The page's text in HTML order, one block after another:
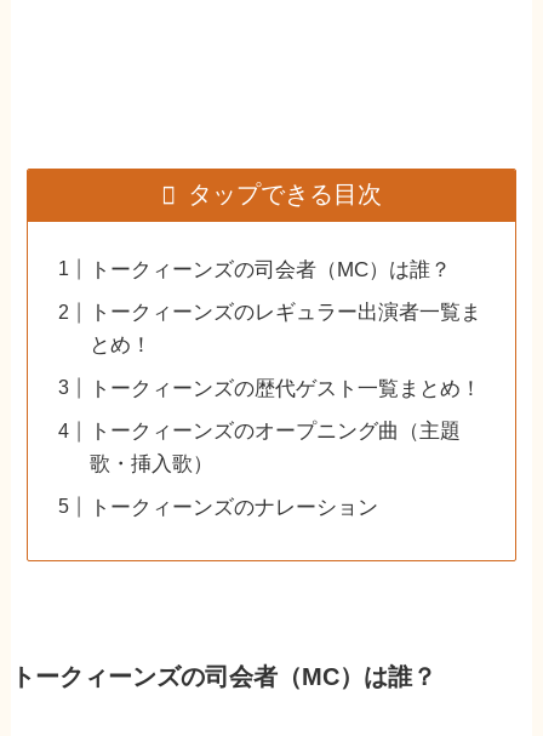
タップできる目次
トークィーンズの司会者（MC）は誰？
トークィーンズのレギュラー出演者一覧ま
とめ！
トークィーンズの歴代ゲスト一覧まとめ！
トークィーンズのオープニング曲（主題
歌・挿入歌）
トークィーンズのナレーション
トークィーンズの司会者（MC）は誰？